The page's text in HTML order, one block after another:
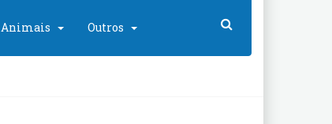
Animais Outros